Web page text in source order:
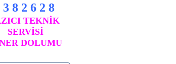
3 8 2 6 2 8
TEKNİK
SERVİSİ
DOLUMU